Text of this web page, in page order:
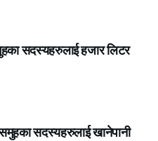
सदस्यहरुलाई हजार लिटर
सदस्यहरुलाई खानेपानी